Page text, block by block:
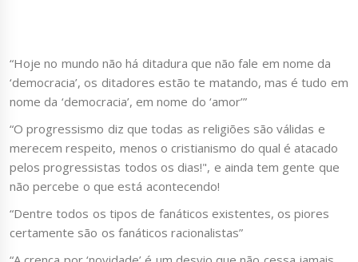
“Hoje no mundo não há ditadura que não fale em nome da
‘democracia’, os ditadores estão te matando, mas é tudo em
nome da ‘democracia’, em nome do ‘amor’”
“O progressismo diz que todas as religiões são válidas e
merecem respeito, menos o cristianismo do qual é atacado
pelos progressistas todos os dias!", e ainda tem gente que
não percebe o que está acontecendo!
“Dentre todos os tipos de fanáticos existentes, os piores
certamente são os fanáticos racionalistas”